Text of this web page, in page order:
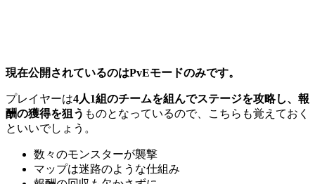
現在公開されているのはPvEモードのみです。
プレイヤーは4人1組のチームを組んでステージを攻略し、報
酬の獲得を狙う ものとなっているので、こちらも覚えておく
といいでしょう。
数々のモンスターが襲撃
マップは迷路のような仕組み